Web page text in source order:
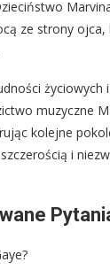
Marvina
ze strony ojca,
życiowych
muzyczne
kolejne
i